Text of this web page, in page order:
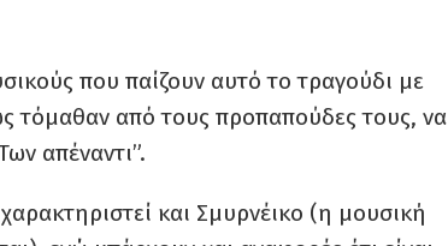
που παίζουν αυτό το τραγούδι με
τόμαθαν από τους προπαπούδες τους, να
απέναντι”.
και Σμυρνέικο (η μουσική